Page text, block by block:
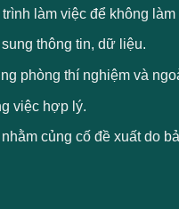
làm việc để không
thông tin, dữ liệu.
phòng thí nghiệm và
việc hợp lý.
củng cố đề xuất do